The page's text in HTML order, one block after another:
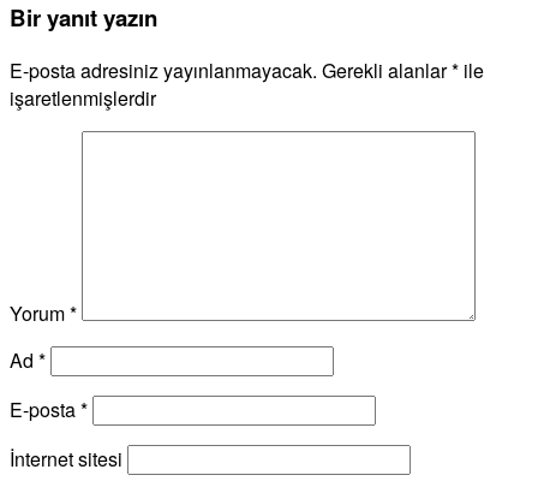
Bir yanıt yazın
E-posta adresiniz yayınlanmayacak. Gerekli alanlar* ile
işaretlenmişlerdir
Yorum*
Ad *
E-posta*
İnternet sitesi